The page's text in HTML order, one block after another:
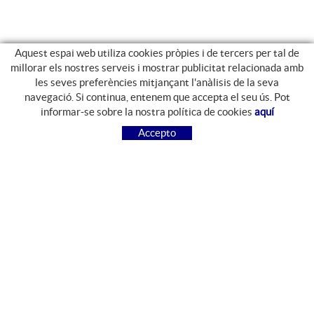
GUIA DE COMPRA
COM COMPRAR
PREGUNTES FREQÜENTS
Aquest espai web utiliza cookies pròpies i de tercers per tal de
millorar els nostres serveis i mostrar publicitat relacionada amb
les seves preferències mitjançant l'anàlisis de la seva
navegació. Si continua, entenem que accepta el seu ús. Pot
informar-se sobre la nostra política de cookies aquí
Accepto